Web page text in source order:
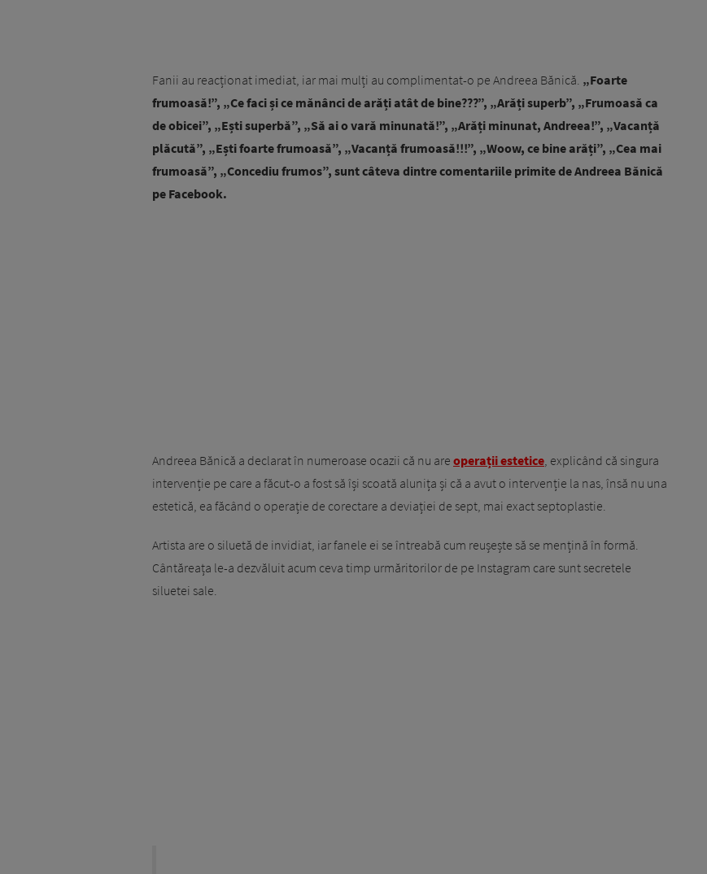
Fanii au reacționat imediat, iar mai mulți au complimentat-o pe Andreea Bănică. „Foarte
frumoasă!”, „Ce faci și ce mănânci de arăți atât de bine???”, „Arăți superb”, „Frumoasă ca
de obicei”, „Ești superbă”, „Să ai o vară minunată!”, „Arăți minunat, Andreea!”, „Vacanță
plăcută”, „Ești foarte frumoasă”, „Vacanță frumoasă!!!”, „Woow, ce bine arăți”, „Cea mai
frumoasă”, „Concediu frumos”, sunt câteva dintre comentariile primite de Andreea Bănică
pe Facebook.
Andreea Bănică a declarat în numeroase ocazii că nu are operații estetice, explicând că singura
intervenție pe care a făcut-o a fost să își scoată alunița și că a avut o intervenție la nas, însă nu una
estetică, ea făcând o operație de corectare a deviației de sept, mai exact septoplastie.
Artista are o siluetă de invidiat, iar fanele ei se întreabă cum reușește să se mențină în formă.
Cântăreața le-a dezvăluit acum ceva timp urmăritorilor de pe Instagram care sunt secretele
siluetei sale.